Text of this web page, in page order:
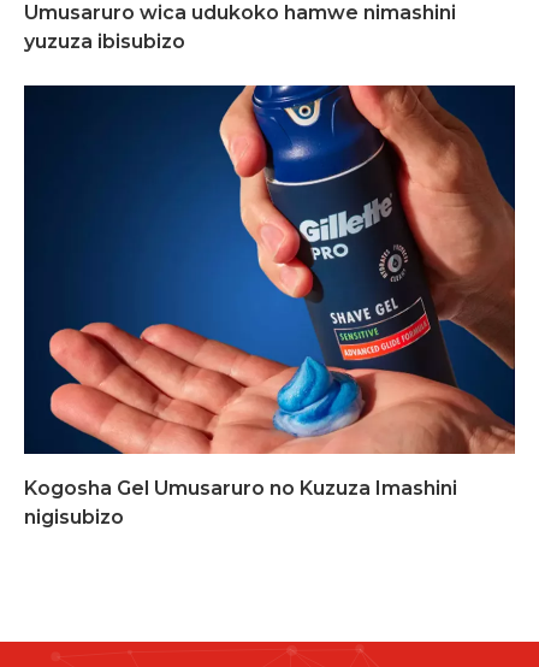
Umusaruro wica udukoko hamwe nimashini
yuzuza ibisubizo
Kogosha Gel Umusaruro no Kuzuza Imashini
nigisubizo